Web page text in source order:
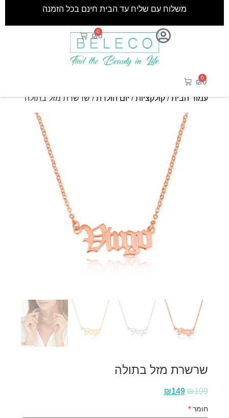
₪0
0
משלוח עם שליח עד הבית חינם בכל הזמנה
₪0
0
עמוד הבית/קולקציות/יום הולדת/ שרשרת מזל בתולה
שרשרת מזל בתולה
₪199
₪149
חומר*